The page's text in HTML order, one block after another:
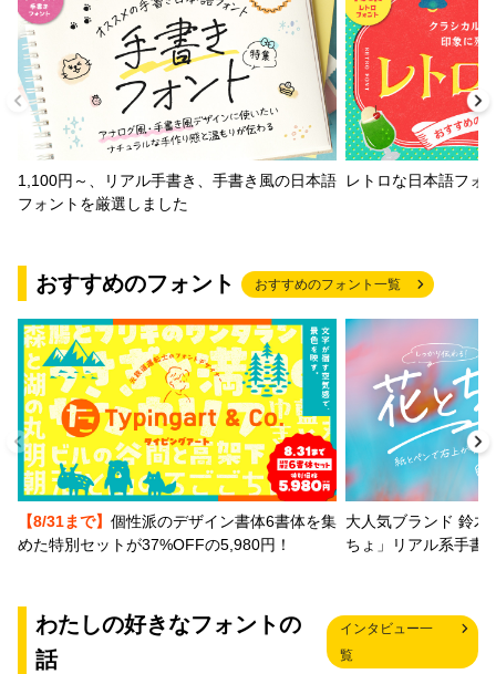
1,100円～、リアル手書き、手書き風の日本語
フォントを厳選しました
レトロな日本語フォ
おすすめのフォント おすすめのフォント一覧
【8/31まで】 個性派のデザイン書体6書体を集
めた特別セットが37%OFFの5,980円！
大人気ブランド 鈴木
ちょ」リアル系手書
わたしの好きなフォントの
話
インタビュー一
覧